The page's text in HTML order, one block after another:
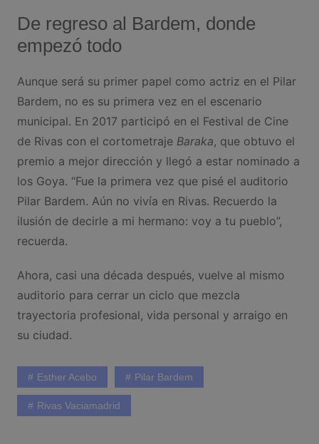
De regreso al Bardem, donde
empezó todo
Aunque será su primer papel como actriz en el Pilar
Bardem, no es su primera vez en el escenario
municipal. En 2017 participó en el Festival de Cine
de Rivas con el cortometraje Baraka, que obtuvo el
premio a mejor dirección y llegó a estar nominado a
los Goya. “Fue la primera vez que pisé el auditorio
Pilar Bardem. Aún no vivía en Rivas. Recuerdo la
ilusión de decirle a mi hermano: voy a tu pueblo”,
recuerda.
Ahora, casi una década después, vuelve al mismo
auditorio para cerrar un ciclo que mezcla
trayectoria profesional, vida personal y arraigo en
su ciudad.
Esther Acebo Pilar Bardem
Rivas Vaciamadrid